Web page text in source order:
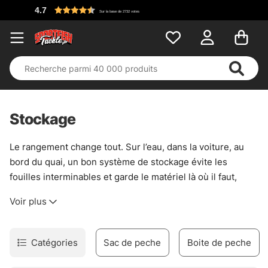
Stockage
Le rangement change tout. Sur l’eau, dans la voiture, au
bord du quai, un bon système de stockage évite les
fouilles interminables et garde le matériel là où il faut,
ne servent pas seulement à “faire propre” : ils protègent
rendent la journée plus fluide. Plus simple, tout de suite.
Pour les gros leurres, les boîtes profondes au format
Voir plus
Catégories Sac de peche Boite de peche